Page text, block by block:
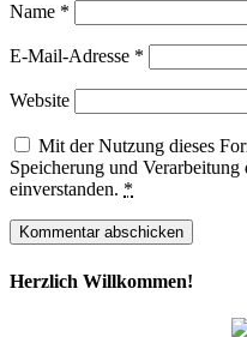
Name *
E-Mail-Adresse *
Website
Mit der Nutzung dieses
Speicherung und
einverstanden. *
Herzlich Willkommen!